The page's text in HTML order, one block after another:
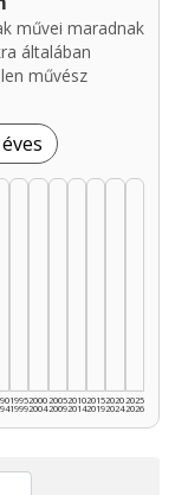
művei maradnak
általában
művész
1995
1999
2000
2004
2005
2009
2010
2014
2015
2019
2020
2024
2025
2026